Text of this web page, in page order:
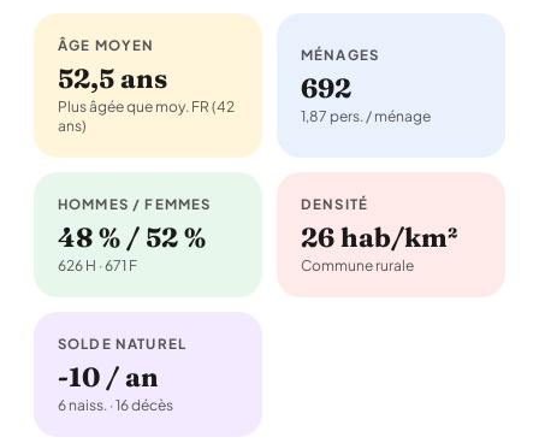
ÂGE MOYEN
52,5 ans
Plus âgée que moy. FR (42
ans)
MÉNAGES
692
1,87 pers. / ménage
HOMMES / FEMMES
48 % / 52 %
626 H · 671 F
DENSITÉ
26 hab/km²
Commune rurale
SOLDE NATUREL
-10 / an
6 naiss. · 16 décès